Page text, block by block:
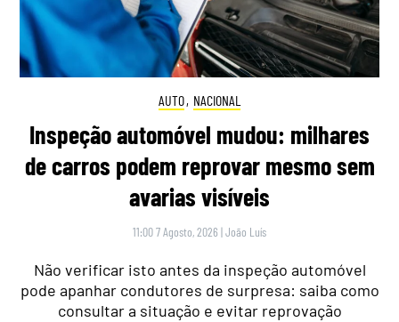
AUTO, NACIONAL
Inspeção automóvel mudou: milhares
de carros podem reprovar mesmo sem
avarias visíveis
11:00 7 Agosto, 2026 |João Luís
Não verificar isto antes da inspeção automóvel
pode apanhar condutores de surpresa: saiba como
consultar a situação e evitar reprovação